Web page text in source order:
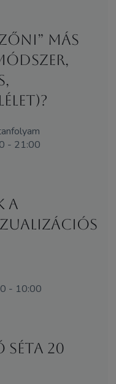
más
- 21:00
a
- 10:00
séta 20